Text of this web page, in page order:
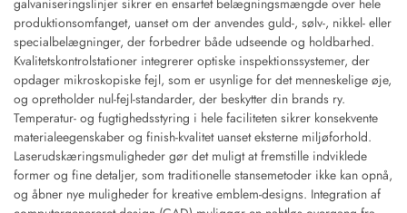
galvaniseringslinjer sikrer en ensartet belægningsmængde over hele
produktionsomfanget, uanset om der anvendes guld-, sølv-, nikkel- eller
specialbelægninger, der forbedrer både udseende og holdbarhed.
Kvalitetskontrolstationer integrerer optiske inspektionssystemer, der
opdager mikroskopiske fejl, som er usynlige for det menneskelige øje,
og opretholder nul-fejl-standarder, der beskytter din brands ry.
Temperatur- og fugtighedsstyring i hele faciliteten sikrer konsekvente
materialeegenskaber og finish-kvalitet uanset eksterne miljøforhold.
Laserudskæringsmuligheder gør det muligt at fremstille indviklede
former og fine detaljer, som traditionelle stansemetoder ikke kan opnå,
og åbner nye muligheder for kreative emblem-designs. Integration af